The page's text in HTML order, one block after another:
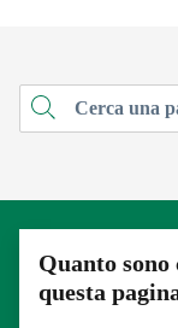
Cerca una parola chiave
Quanto
questa